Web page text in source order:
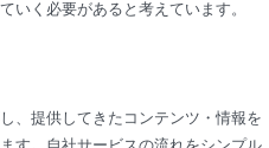
いく必要があると考えています。
、提供してきたコンテンツ・情報を